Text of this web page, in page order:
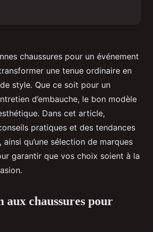
chaussures pour un événement
une tenue ordinaire en
style. Que ce soit pour un
d’embauche, le bon modèle
Dans cet article,
pratiques et des tendances
qu’une sélection de marques
garantir que vos choix soient à la
chaussures pour